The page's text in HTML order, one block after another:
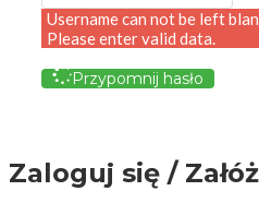
Username can not be left
Please enter valid data.
Przypomnij hasło
Zaloguj się /